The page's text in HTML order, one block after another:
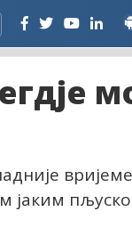
јаким